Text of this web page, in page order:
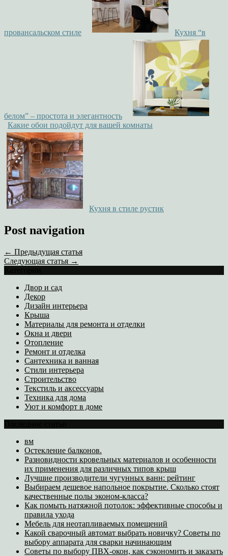
провансальском стиле Кухня “в
белом” – простота и элегантность
Какие обои подойдут для вашей комнаты
Кухня в стиле рустик
Post navigation
← Предыдущая статья
Следующая статья →
Двор и сад
Декор
Дизайн интерьера
Крыша
Материалы для ремонта и отделки
Окна и двери
Отопление
Ремонт и отделка
Сантехника и ванная
Стили интерьера
Строительство
Текстиль и аксессуары
Техника для дома
Уют и комфорт в доме
вм
Остекление балконов.
Разновидности кровельных материалов и особенности
их применения для различных типов крыш
Лучшие производители чугунных ванн: рейтинг
Выбираем дешевое напольное покрытие. Сколько стоят
качественные полы эконом-класса?
Как помыть натяжной потолок: эффективные способы и
правила ухода
Мебель для неотапливаемых помещений
Какой сварочный автомат выбрать новичку? Советы по
выбору аппарата для сварки начинающим
Советы по выбору ПВХ-окон, как сэкономить и заказать